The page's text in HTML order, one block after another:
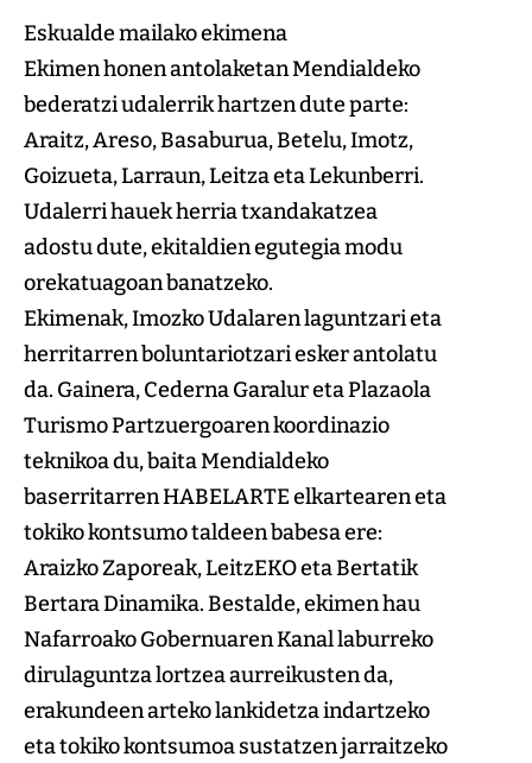
Eskualde mailako ekimena
Ekimen honen antolaketan Mendialdeko
bederatzi udalerrik hartzen dute parte:
Araitz, Areso, Basaburua, Betelu, Imotz,
Goizueta, Larraun, Leitza eta Lekunberri.
Udalerri hauek herria txandakatzea
adostu dute, ekitaldien egutegia modu
orekatuagoan banatzeko.
Ekimenak, Imozko Udalaren laguntzari eta
herritarren boluntariotzari esker antolatu
da. Gainera, Cederna Garalur eta Plazaola
Turismo Partzuergoaren koordinazio
teknikoa du, baita Mendialdeko
baserritarren HABELARTE elkartearen eta
tokiko kontsumo taldeen babesa ere:
Araizko Zaporeak, LeitzEKO eta Bertatik
Bertara Dinamika. Bestalde, ekimen hau
Nafarroako Gobernuaren Kanal laburreko
dirulaguntza lortzea aurreikusten da,
erakundeen arteko lankidetza indartzeko
eta tokiko kontsumoa sustatzen jarraitzeko